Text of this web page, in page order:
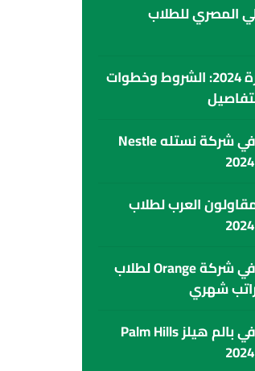
المصري للطلاب
تدريب بنك القاهرة 2024: الشروط وخطوات
التدريب الصيفي في شركة نستله Nestle
العرب لطلاب
التدريب الصيفي في شركة Orange لطلاب
التدريب الصيفي في بالم هيلز Palm Hills